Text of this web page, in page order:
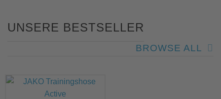
UNSERE BESTSELLER
BROWSE ALL